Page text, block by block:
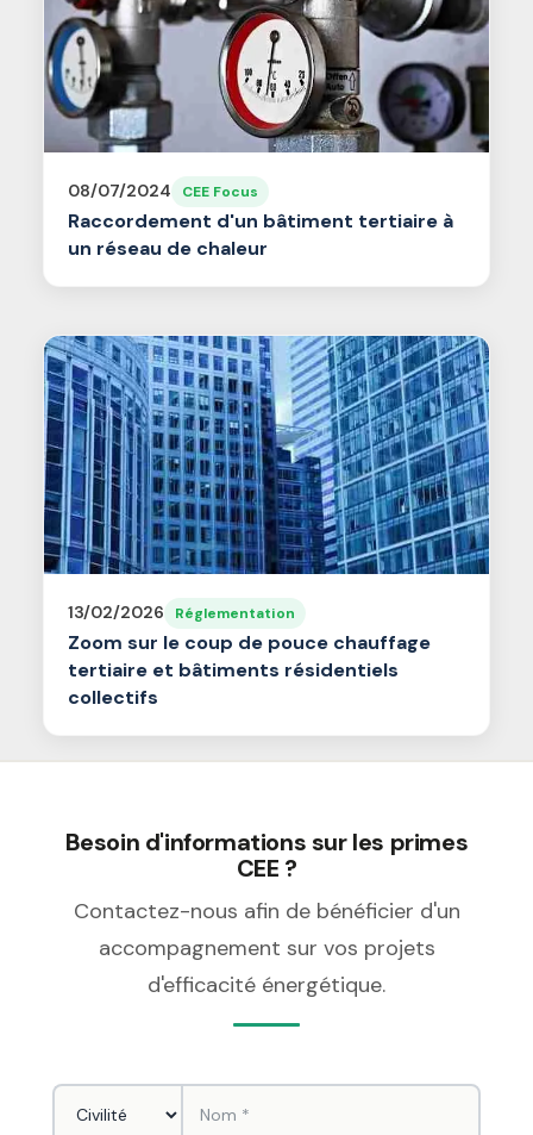
08/07/2024 CEE Focus
Raccordement d'un bâtiment tertiaire à
un réseau de chaleur
13/02/2026 Réglementation
Zoom sur le coup de pouce chauffage
tertiaire et bâtiments résidentiels
collectifs
Besoin d'informations sur les primes
CEE ?
Contactez-nous afin de bénéficier d'un
accompagnement sur vos projets
d'efficacité énergétique.